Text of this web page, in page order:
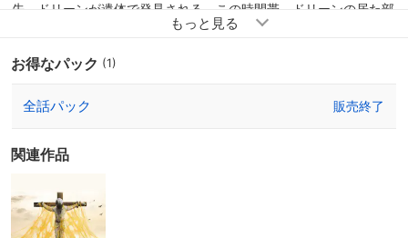
先、ドリーンが遺体で発見される。この時間帯、ドリーンの居た部
屋の監視カメラの映像は消去されている。 間もなくアランは検死
お得なパック (1)
全話パック 販売終了
関連作品